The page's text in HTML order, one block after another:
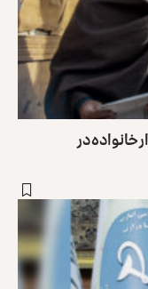
امسال برای ۳۲ هزار خانواده در